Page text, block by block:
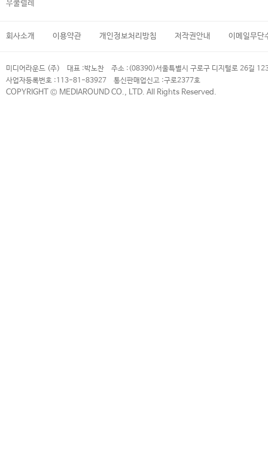
우쿨렐레
회사소개 이용약관 개인정보처리방침 저작권안내 이메일무단
미디어라운드 (주) 대표 :박노찬 주소 : (08390)서울특별시 구로구 디지털로 26길
사업자등록번호 :113-81-83927 통신판매업신고 :구로2377호
COPYRIGHT © MEDIAROUND CO., LTD. All Rights Reserved.